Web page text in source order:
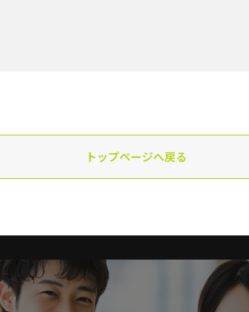
トップページへ戻る